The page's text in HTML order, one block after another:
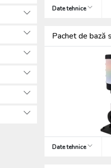
Date tehnice
Pachet de bază
Date tehnice